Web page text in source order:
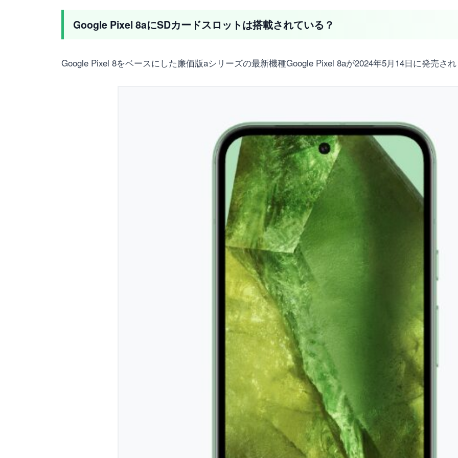
Google Pixel 8aにSDカードスロットは搭載されている？
Google Pixel 8をベースにした廉価版aシリーズの最新機種Google Pixel 8aが2024年5月14日に発売され